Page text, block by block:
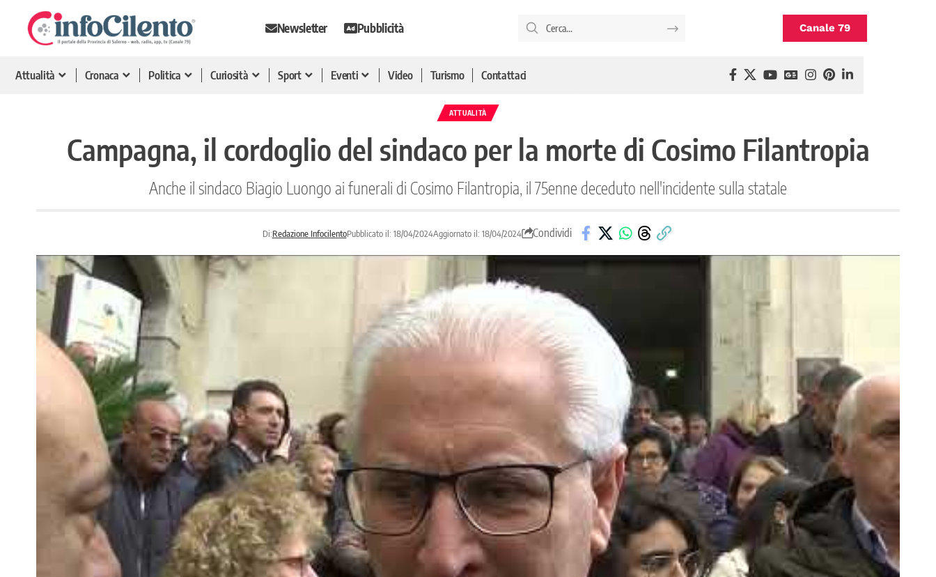
Newsletter Pubblicità Canale 79
Attualità Cronaca Politica Curiosità Sport Eventi Video Turismo Contattaci
ATTUALITÀ
Campagna, il cordoglio del sindaco per la morte di Cosimo Filantropia
Anche il sindaco Biagio Luongo ai funerali di Cosimo Filantropia, il 75enne deceduto nell'incidente sulla statale
Di:Redazione InfocilentoPubblicato il: 18/04/2024Aggiornato il: 18/04/2024 Condividi